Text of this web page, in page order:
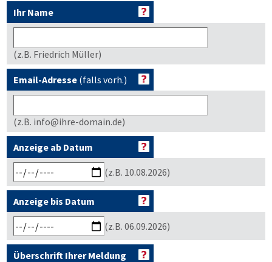
Ihr Name
(z.B. Friedrich Müller)
Email-Adresse (falls vorh.)
(z.B. info@ihre-domain.de)
Anzeige ab Datum
(z.B. 10.08.2026)
Anzeige bis Datum
(z.B. 06.09.2026)
Überschrift Ihrer Meldung